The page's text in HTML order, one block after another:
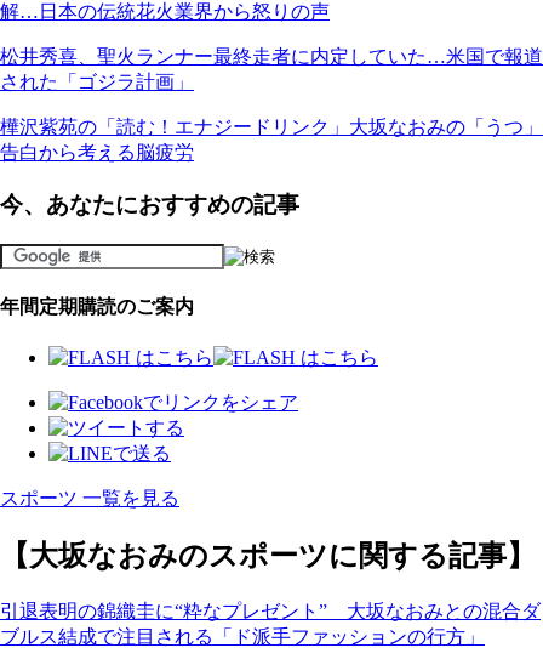
解…日本の伝統花火業界から怒りの声
松井秀喜、聖火ランナー最終走者に内定していた…米国で報道
された「ゴジラ計画」
樺沢紫苑の「読む！エナジードリンク」大坂なおみの「うつ」
告白から考える脳疲労
今、あなたにおすすめの記事
年間定期購読のご案内
スポーツ 一覧を見る
【大坂なおみのスポーツに関する記事】
引退表明の錦織圭に“粋なプレゼント” 大坂なおみとの混合ダ
ブルス結成で注目される「ド派手ファッションの行方」